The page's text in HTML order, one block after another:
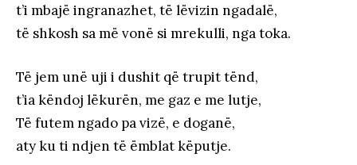
t’i mbajë ingranazhet, të lëvizin ngadalë,
të shkosh sa më vonë si mrekulli, nga toka.
Të jem unë uji i dushit që trupit tënd,
t’ia këndoj lëkurën, me gaz e me lutje,
Të futem ngado pa vizë, e doganë,
aty ku ti ndjen të ëmblat këputje.